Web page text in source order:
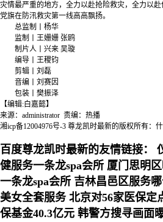
灾情最严重的地方，全力以赴抢险救灾，全力以
党旗在防汛救灾第一线高高飘扬。
总监制丨杨华
监制丨王姗姗 张鸥
制片人丨兴来 吴璇
编导丨王稷钧
剪辑丨刘磊
音编丨刘赛因
包装丨樊振泽
【编辑:白嘉懿】
来源：administrator 责编：热播
湘icp备12004976号-3 尊龙凯时最新的版权所有：
百度尊龙凯时最新的友情链接：
健服务一条龙spa会所 厦门思明
一条龙spa会所 吉林昌邑区服务
美女全套服务 北京对56家医保定
保基金40.3亿元 韩警方搜寻画面